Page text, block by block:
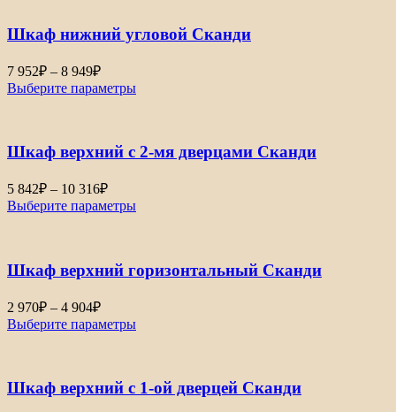
5
Шкаф нижний угловой Сканди
7 952₽ – 8 949₽Диапазон
цен:
7
8
Выберите параметры
Шкаф верхний с 2-мя дверцами Сканди
5 842₽ – 10 316₽Диапазон
цен:
5
10
Выберите параметры
Шкаф верхний горизонтальный Сканди
2 970₽ – 4 904₽Диапазон
цен:
2
4
Выберите параметры
Шкаф верхний с 1-ой дверцей Сканди